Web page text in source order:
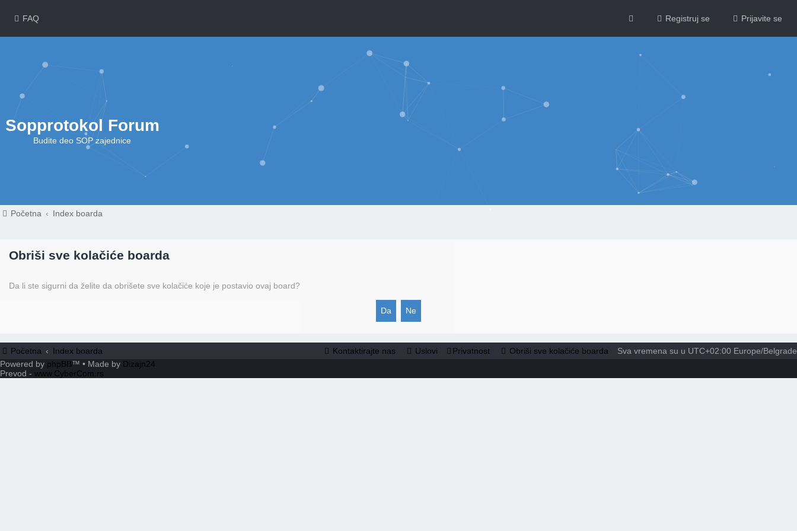
FAQ Prijavite se
Registruj se
Sopprotokol Forum
Budite deo SOP zajednice
Početna Index boarda
Obriši sve kolačiće boarda
Da li ste sigurni da želite da obrišete sve kolačiće koje je postavio ovaj board?
Početna Index boarda Sva vremena su u UTC+02:00 Europe/Belgrade
Obriši sve kolačiće boarda
Privatnost
Uslovi
Kontaktirajte nas
Powered by phpBB™ • Made by Dizajn24
Prevod - www.CyberCom.rs